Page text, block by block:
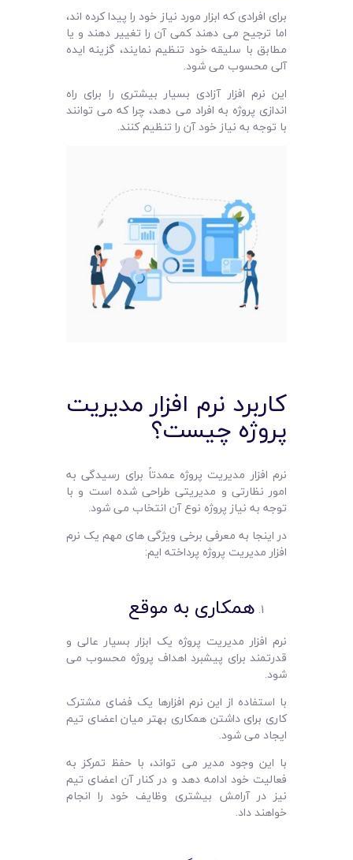
برای افرادی که ‌ابزار مورد نیاز خود را پیدا کرده‌ اند،
اما ترجیح می ‌دهند کمی آن را تغییر دهند و یا
مطابق با سلیقه خود تنظیم نمایند، گزینه ایده
آلی محسوب می‌ شود.
این نرم‌ افزار آزادی بسیار بیشتری را برای راه‌
اندازی پروژه به افراد می‌ دهد، چرا که می‌ توانند
با توجه به نیاز خود آن را تنظیم کنند.
کاربرد نرم افزار مدیریت
پروژه چیست؟
نرم‌ افزار مدیریت پروژه عمدتاً برای رسیدگی به
امور نظارتی و مدیریتی طراحی شده‌ است و با
توجه به نیاز پروژه نوع آن انتخاب می ‌شود.
در اینجا به معرفی برخی ویژگی ‌های مهم یک نرم‌
افزار مدیریت پروژه‌ پرداخته ایم:
همکاری به ‌موقع
نرم‌ افزار مدیریت پروژه یک ابزار بسیار عالی و
قدرتمند برای پیشبرد اهداف پروژه محسوب می
‌شود.
با استفاده از این نرم‌ افزارها یک فضای مشترک
کاری برای داشتن همکاری بهتر میان اعضای تیم
ایجاد می ‌شود.
با این وجود مدیر می ‌تواند، با حفظ تمرکز به
فعالیت خود ادامه دهد و در کنار آن اعضای تیم
نیز در آرامش بیشتری وظایف خود را انجام
خواهند داد.